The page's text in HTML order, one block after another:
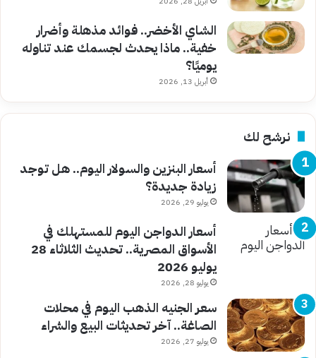
الشاي الأخضر.. فوائد مذهلة وأضرار
خفية.. ماذا يحدث لجسمك عند تناوله
يوميًا؟
أبريل 13, 2026
نرشح لك
أسعار البنزين والسولار اليوم.. هل توجد
زيادة جديدة؟
يوليو 29, 2026
أسعار الدواجن اليوم للمستهلك في
الأسواق المصرية.. تحديث الثلاثاء 28
يوليو 2026
يوليو 28, 2026
سعر الجنيه الذهب اليوم في محلات
الصاغة.. آخر تحديثات البيع والشراء
يوليو 27, 2026